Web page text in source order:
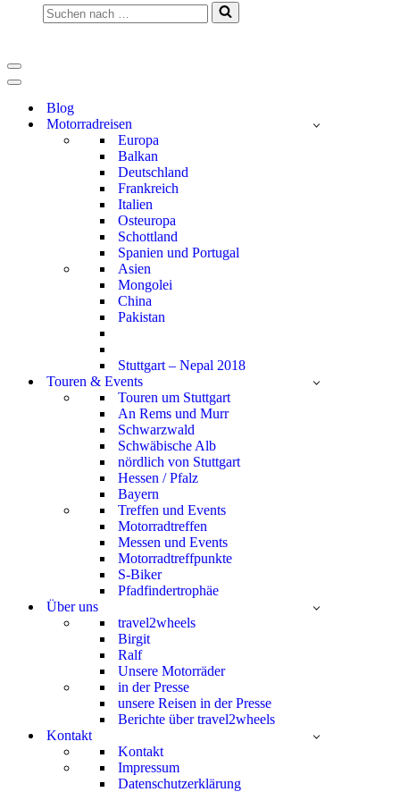
Suchen
nach …
Navigationsmenü
Navigationsmenü
Blog
Motorradreisen
Europa
Balkan
Deutschland
Frankreich
Italien
Osteuropa
Schottland
Spanien und Portugal
Asien
Mongolei
China
Pakistan
Stuttgart – Nepal 2018
Touren & Events
Touren um Stuttgart
An Rems und Murr
Schwarzwald
Schwäbische Alb
nördlich von Stuttgart
Hessen / Pfalz
Bayern
Treffen und Events
Motorradtreffen
Messen und Events
Motorradtreffpunkte
S-Biker
Pfadfindertrophäe
Über uns
travel2wheels
Birgit
Ralf
Unsere Motorräder
in der Presse
unsere Reisen in der Presse
Berichte über travel2wheels
Kontakt
Kontakt
Impressum
Datenschutzerklärung